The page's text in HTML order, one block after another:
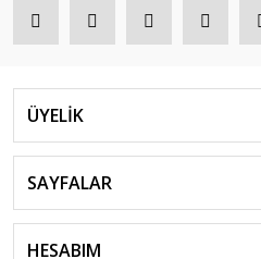
ÜYELİK
SAYFALAR
HESABIM